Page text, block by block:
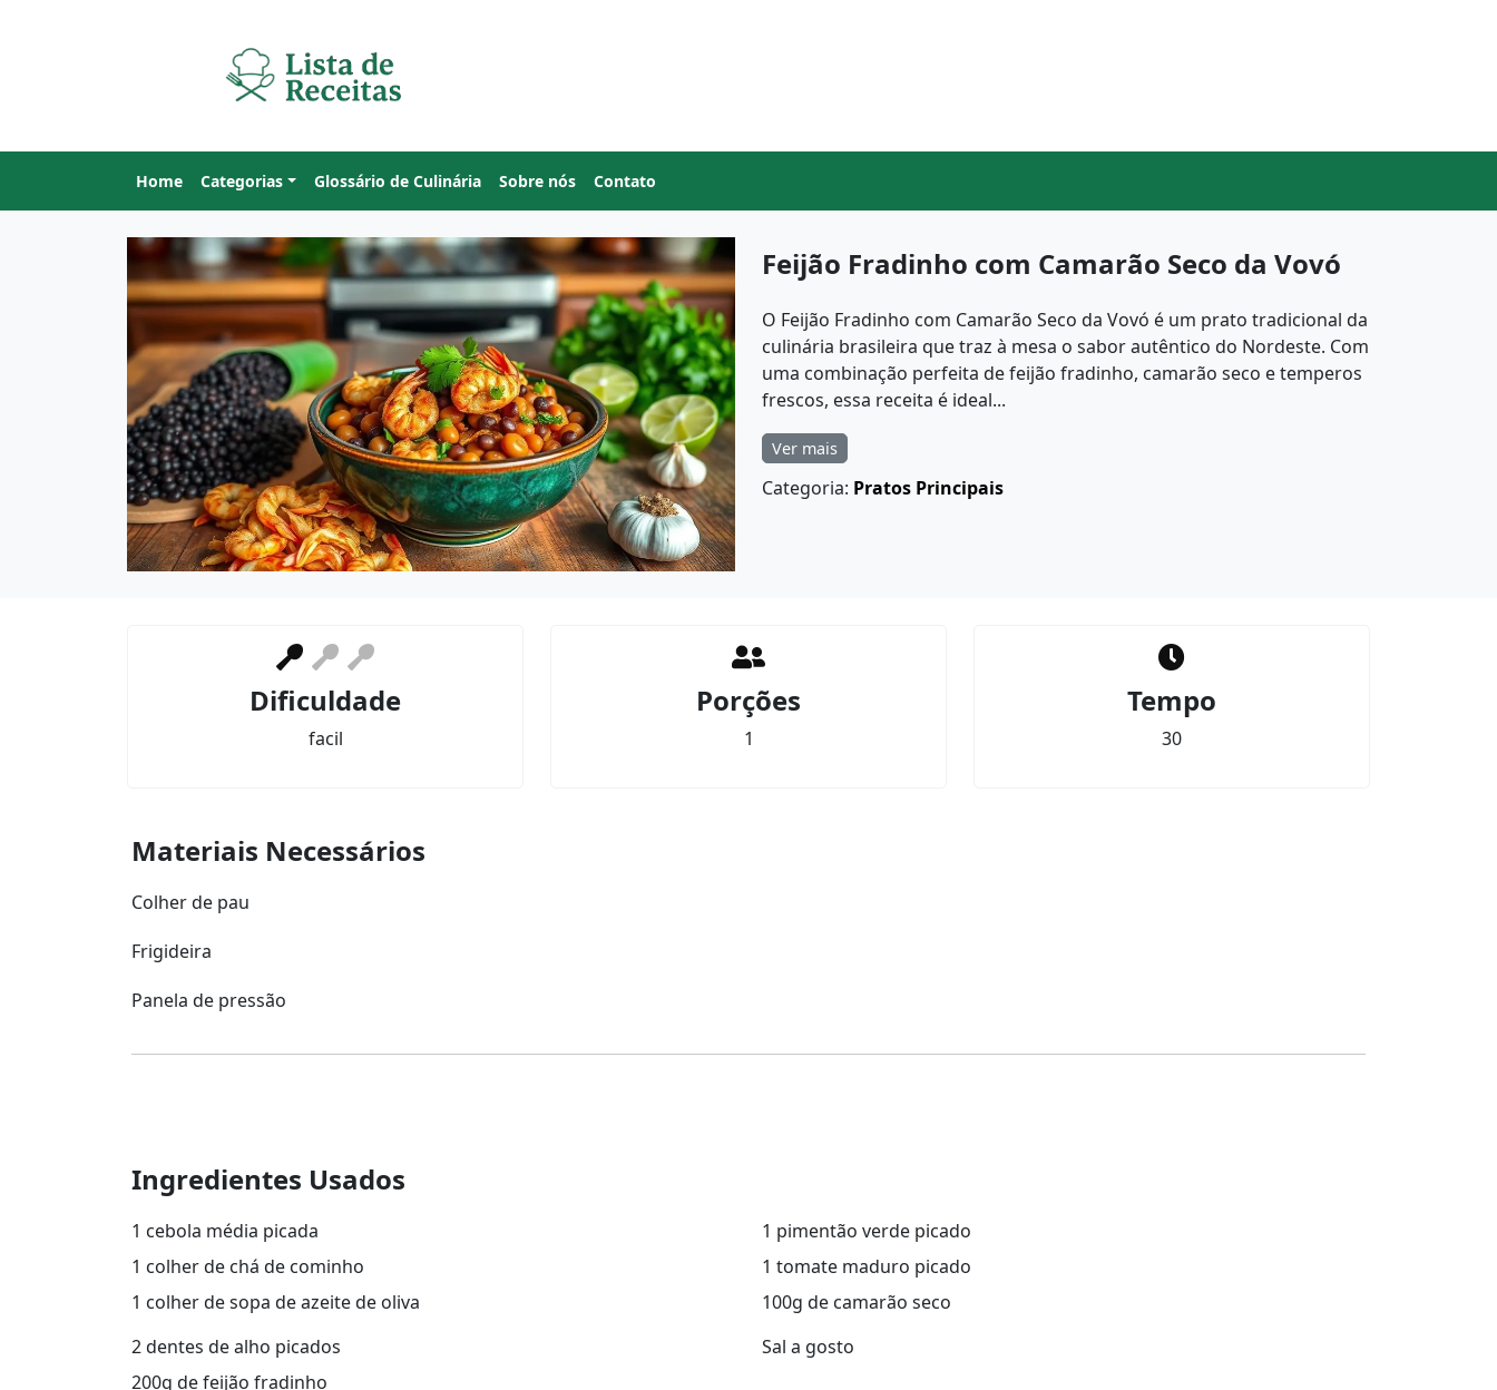
Home Categorias Glossário de Culinária Sobre nós Contato
Feijão Fradinho com Camarão Seco da Vovó
O Feijão Fradinho com Camarão Seco da Vovó é um prato tradicional da
culinária brasileira que traz à mesa o sabor autêntico do Nordeste. Com
uma combinação perfeita de feijão fradinho, camarão seco e temperos
frescos, essa receita é ideal...
Ver mais
Categoria: Pratos Principais
Dificuldade
facil
Porções
1
Tempo
30
Materiais Necessários
Colher de pau
Frigideira
Panela de pressão
Ingredientes Usados
1 cebola média picada
1 colher de chá de cominho
1 colher de sopa de azeite de oliva
1 pimentão verde picado
1 tomate maduro picado
100g de camarão seco
2 dentes de alho picados
200g de feijão fradinho
Sal a gosto